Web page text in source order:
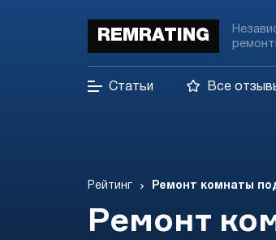
REMRATING
Статьи Все
Рейтинг Ремонт комнаты
Ремонт